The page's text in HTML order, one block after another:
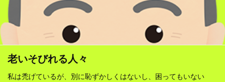
老いそびれる人々
私は禿げているが、別に恥ずかしくはないし、困ってもいない